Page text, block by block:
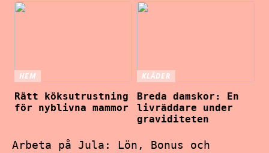
HEM
Rätt köksutrustning
för nyblivna mammor
KLÄDER
Breda damskor: En
livräddare under
graviditeten
Arbeta på Jula: Lön, Bonus och